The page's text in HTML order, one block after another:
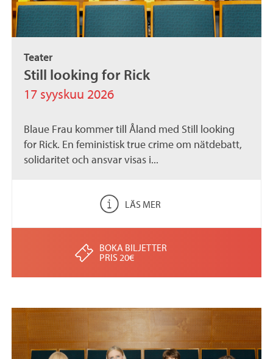
Teater
Still looking for Rick
17 syyskuu 2026
Blaue Frau kommer till Åland med Still looking
for Rick. En feministisk true crime om nätdebatt,
solidaritet och ansvar visas i...
LÄS MER
BOKA BILJETTER
PRIS 20€